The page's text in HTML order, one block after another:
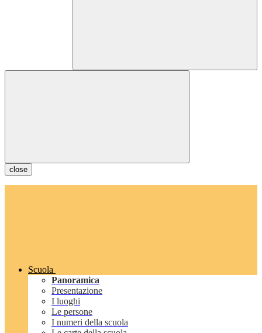
close
Scuola
Panoramica
Presentazione
I luoghi
Le persone
I numeri della scuola